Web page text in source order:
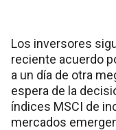
Los inversores
reciente acuerdo
a un día de otra
espera de la
índices MSCI de
mercados